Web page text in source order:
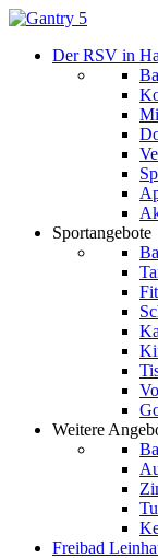
Der RSV in
Sportangebote
Weitere
Freibad